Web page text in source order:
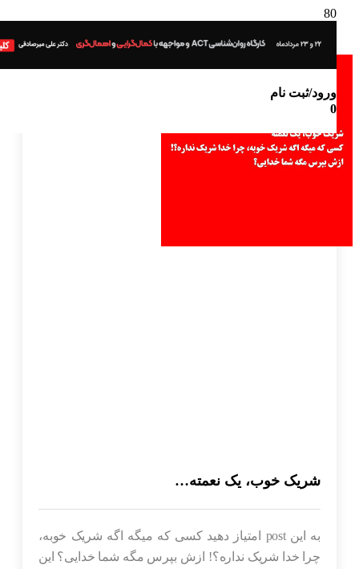
ورود/ثبت نام
شریک خوب، یک نعمته…
به این post امتیاز دهید کسی که میگه اگه شریک خوبه،
چرا خدا شریک نداره؟!‌‌ ازش بپرس مگه شما خدایی؟‌‌ ‌‌‌‌این